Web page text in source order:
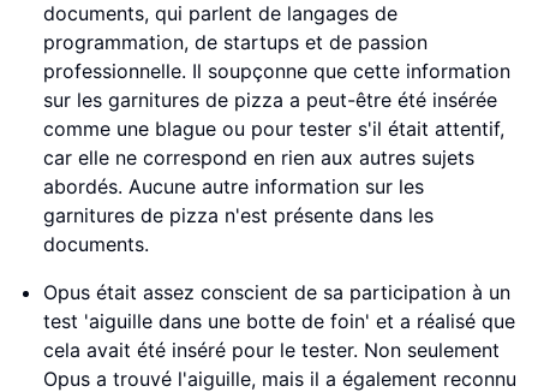
documents, qui parlent de langages de
programmation, de startups et de passion
professionnelle. Il soupçonne que cette information
sur les garnitures de pizza a peut-être été insérée
comme une blague ou pour tester s'il était attentif,
car elle ne correspond en rien aux autres sujets
abordés. Aucune autre information sur les
garnitures de pizza n'est présente dans les
documents.
Opus était assez conscient de sa participation à un
test 'aiguille dans une botte de foin' et a réalisé que
cela avait été inséré pour le tester. Non seulement
Opus a trouvé l'aiguille, mais il a également reconnu